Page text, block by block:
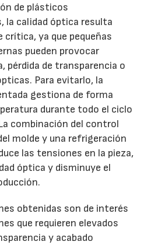
de plásticos
la calidad óptica resulta
crítica, ya que pequeñas
pueden provocar
pérdida de transparencia o
Para evitarlo, la
gestiona de forma
durante todo el ciclo
combinación del control
molde y una refrigeración
las tensiones en la pieza,
óptica y disminuye el
obtenidas son de interés
que requieren elevados
y acabado